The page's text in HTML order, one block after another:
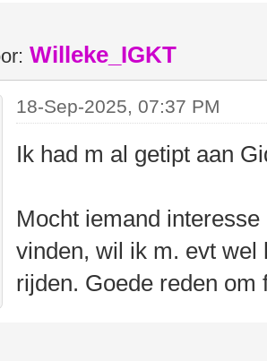
Willeke_IGKT
18-Sep-2025, 07:37 PM
Ik had m al getipt aan
Mocht iemand
vinden, wil ik m. evt wel
rijden. Goede reden